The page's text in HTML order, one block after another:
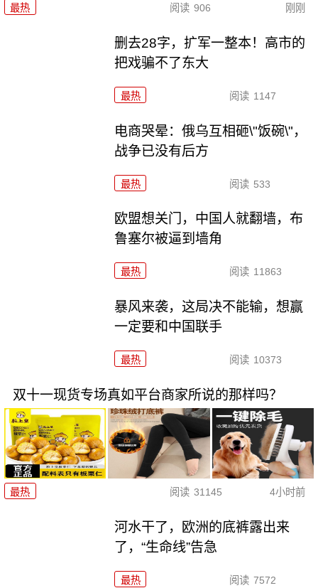
最热 阅读 906 刚刚
删去28字，扩军一整本！高市的
把戏骗不了东大
最热 阅读 1147
电商哭晕：俄乌互相砸\"饭碗\"，
战争已没有后方
最热 阅读 533
欧盟想关门，中国人就翻墙，布
鲁塞尔被逼到墙角
最热 阅读 11863
暴风来袭，这局决不能输，想赢
一定要和中国联手
最热 阅读 10373
双十一现货专场真如平台商家所说的那样吗？
最热 阅读 31145 4小时前
河水干了，欧洲的底裤露出来
了，“生命线”告急
最热 阅读 7572